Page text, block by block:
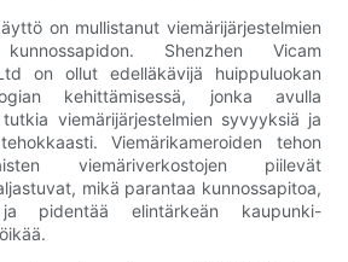
on mullistanut viemärijärjestelmien
Shenzhen Vicam
on ollut edelläkävijä huippuluokan
kehittämisessä, jonka avulla
viemärijärjestelmien syvyyksiä ja
Viemärikameroiden tehon
viemäriverkostojen piilevät
mikä parantaa kunnossapitoa,
pidentää elintärkeän kaupunki-